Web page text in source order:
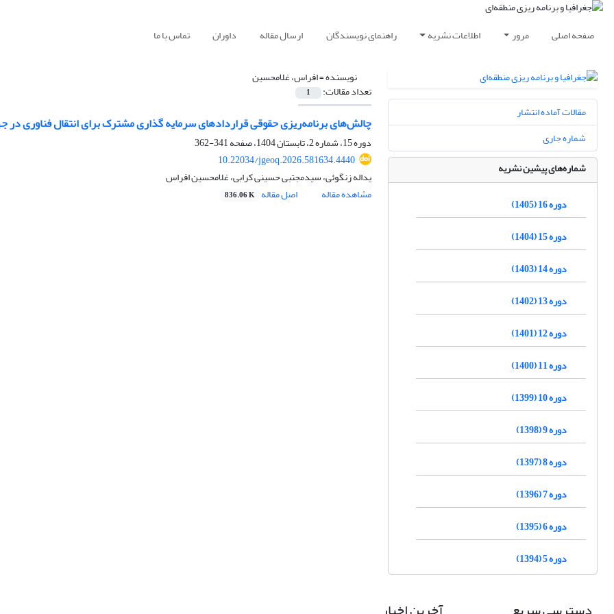
صفحه اصلی مرور اطلاعات نشریه راهنمای نویسندگان ارسال مقاله داوران تماس با ما
نویسنده =افراس، غلامحسین
تعداد مقالات: 1
چالش‌های برنامه‌ریزی حقوقی قراردادهای سرمایه گذاری مشترک برای انتقال فناوری
دوره 15، شماره 2، تابستان 1404، صفحه
341-362
10.22034/jgeoq.2026.581634.4440
یداله زنگوئی، سیدمجتبی حسینی کرابی، غلامحسین افراس
مشاهده مقاله
اصل مقاله 836.06 K
مقالات آماده انتشار
شماره جاری
شماره‌های پیشین نشریه
دوره 16 (1405)
دوره 15 (1404)
دوره 14 (1403)
دوره 13 (1402)
دوره 12 (1401)
دوره 11 (1400)
دوره 10 (1399)
دوره 9 (1398)
دوره 8 (1397)
دوره 7 (1396)
دوره 6 (1395)
دوره 5 (1394)